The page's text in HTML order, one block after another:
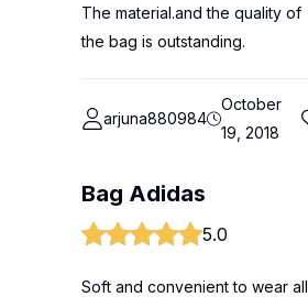
The material.and the quality of
the bag is outstanding.
arjuna880984
October
19, 2018
Bag Adidas
5.0
Soft and convenient to wear all